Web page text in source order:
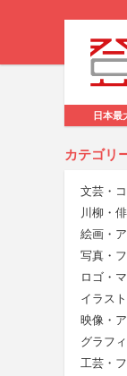
日本最
カテゴリ
文芸・
川柳・
絵画・
写真・
ロゴ・
イラス
映像・
グラフ
工芸・